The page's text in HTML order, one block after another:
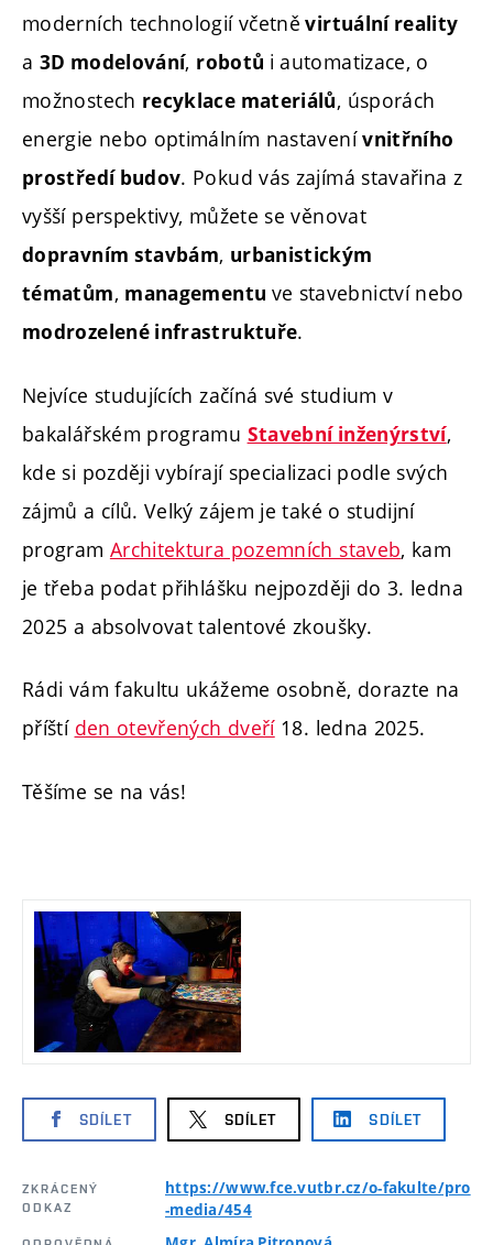
moderních technologií včetně virtuální reality
a 3D modelování, robotů i automatizace, o
možnostech recyklace materiálů, úsporách
energie nebo optimálním nastavenívnitřního
prostředí budov. Pokud vás zajímá stavařina z
vyšší perspektivy, můžete se věnovat
dopravním stavbám, urbanistickým
tématům, managementu ve stavebnictví nebo
modrozelené infrastruktuře.
Nejvíce studujících začíná své studium v
bakalářském programu Stavební inženýrství,
kde si později vybírají specializaci podle svých
zájmů a cílů. Velký zájem je také o studijní
program Architektura pozemních staveb, kam
je třeba podat přihlášku nejpozději do 3. ledna
2025 a absolvovat talentové zkoušky.
Rádi vám fakultu ukážeme osobně, dorazte na
příští den otevřených dveří18. ledna 2025.
Těšíme se na vás!
SDÍLET SDÍLET SDÍLET
ZKRÁCENÝ
ODKAZ
https://www.fce.vutbr.cz/o-fakulte/pro
-media/454